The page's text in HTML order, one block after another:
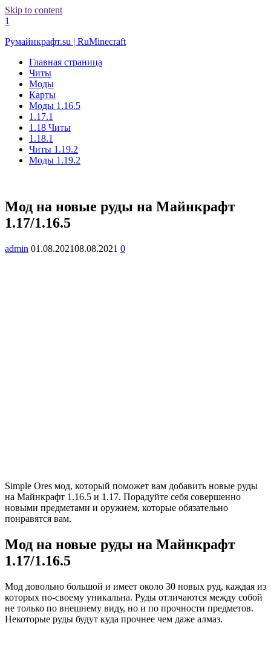
Skip to content
1
Румайнкрафт.su | RuMinecraft
Главная страница
Читы
Моды
Карты
Моды 1.16.5
1.17.1
1.18 Читы
1.18.1
Читы 1.19.2
Моды 1.19.2
Мод на новые руды на Майнкрафт
1.17/1.16.5
admin 01.08.202108.08.2021 0
Simple Ores мод, который поможет вам добавить новые руды
на Майнкрафт 1.16.5 и 1.17. Порадуйте себя совершенно
новыми предметами и оружием, которые обязательно
понравятся вам.
Мод на новые руды на Майнкрафт
1.17/1.16.5
Мод довольно большой и имеет около 30 новых руд, каждая из
которых по-своему уникальна. Руды отличаются между собой
не только по внешнему виду, но и по прочности предметов.
Некоторые руды будут куда прочнее чем даже алмаз.